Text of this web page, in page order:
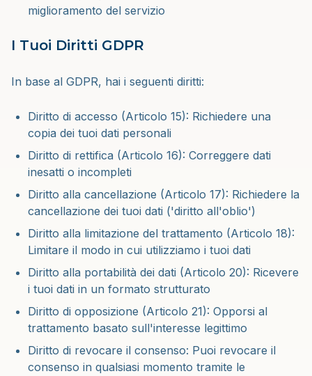
miglioramento del servizio
I Tuoi Diritti GDPR
In base al GDPR, hai i seguenti diritti:
Diritto di accesso (Articolo 15): Richiedere una
copia dei tuoi dati personali
Diritto di rettifica (Articolo 16): Correggere dati
inesatti o incompleti
Diritto alla cancellazione (Articolo 17): Richiedere la
cancellazione dei tuoi dati ('diritto all'oblio')
Diritto alla limitazione del trattamento (Articolo 18):
Limitare il modo in cui utilizziamo i tuoi dati
Diritto alla portabilità dei dati (Articolo 20): Ricevere
i tuoi dati in un formato strutturato
Diritto di opposizione (Articolo 21): Opporsi al
trattamento basato sull'interesse legittimo
Diritto di revocare il consenso: Puoi revocare il
consenso in qualsiasi momento tramite le